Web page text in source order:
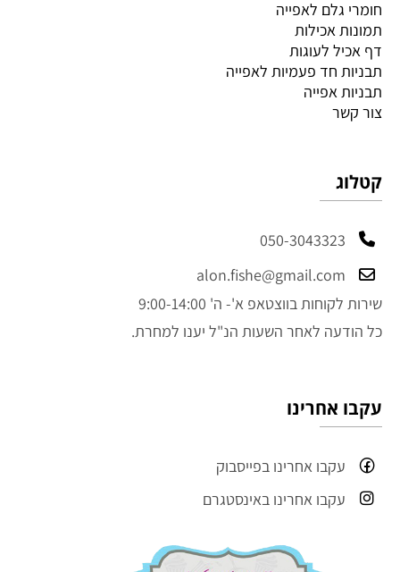
חומרי גלם לאפייה
תמונות אכילות
דף אכיל לעוגות
תבניות חד פעמיות לאפייה
תבניות אפייה
צור קשר
קטלוג
050-3043323
alon.fishe@gmail.com
שירות לקוחות בווצטאפ א'- ה' 9:00-14:00
כל הודעה לאחר השעות הנ"ל יענו למחרת.
עקבו אחרינו
עקבו אחרינו בפייסבוק
עקבו אחרינו באינסטגרם